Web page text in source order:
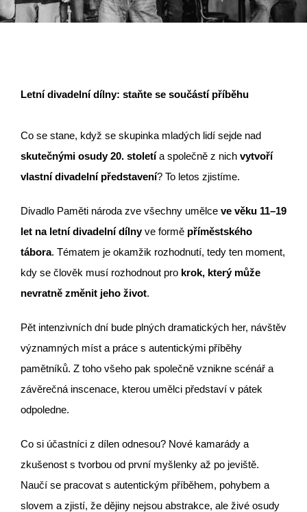
Letní divadelní dílny: staňte se součástí příběhu
Co se stane, když se skupinka mladých lidí sejde nad
skutečnými osudy 20. století a společně z nich vytvoří
vlastní divadelní představení?To letos zjistíme.
Divadlo Paměti národa zve všechny umělce ve věku 11–19
let na letní divadelní dílnyve formě příměstského
tábora. Tématem je okamžik rozhodnutí, tedy ten moment,
kdy se člověk musí rozhodnout pro krok, který může
nevratně změnit jeho život.
Pět intenzivních dní bude plných dramatických her, návštěv
významných míst a práce s autentickými příběhy
pamětníků. Z toho všeho pak společně vznikne scénář a
závěrečná inscenace, kterou umělci představí v pátek
odpoledne.
Co si účastníci z dílen odnesou? Nové kamarády a
zkušenosts tvorbou od první myšlenky až po jeviště.
Naučí se pracovat s autentickým příběhem, pohybem a
slovem a zjistí, že dějiny nejsou abstrakce, ale živé osudy